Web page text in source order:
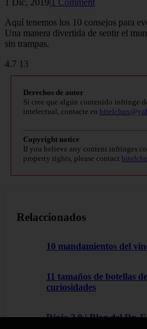
1 Dic, 2019|1 Comment
Aquí tenemos los 10 consejos para
Una manera divertida de sentir el
sin trampas.
4.7 13
Derechos de autor
Si cree que algún contenido infringe
intelectual, contacte en
Copyright notice
If you believe any content infringes
property rights, please contact
Relaccionados
10 mandamientos del
11 tamaños de botellas
curiosidades
Rioja 2.0 | Blog del Dr.